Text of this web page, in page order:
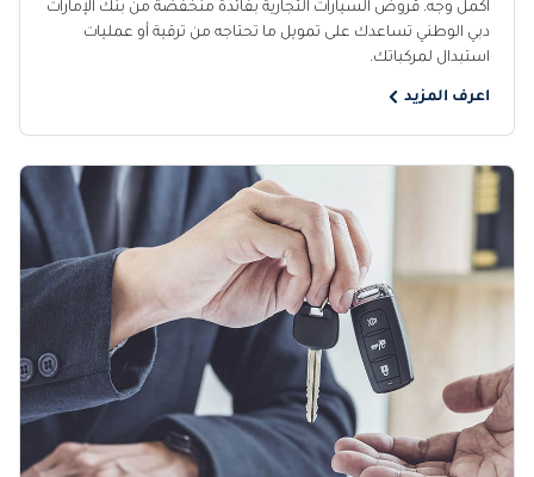
أكمل وجه. قروض السيارات التجارية بفائدة منخفضة من بنك الإمارات
دبي الوطني تساعدك على تمويل ما تحتاجه من ترقية أو عمليات
استبدال لمركباتك.
اعرف المزيد